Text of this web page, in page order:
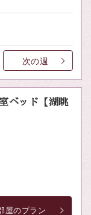
次の週
ベッド【湖眺
屋のプラン